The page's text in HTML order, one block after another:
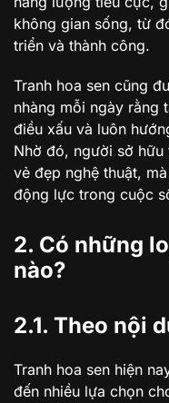
không gian sống, từ
triển và thành công.
Tranh hoa sen cũng
nhàng mỗi ngày rằng
điều xấu và luôn
Nhờ đó, người sở
vẻ đẹp nghệ thuật,
động lực trong cuộc
2. Có những
nào?
2.1. Theo nội
Tranh hoa sen hiện
đến nhiều lựa chọn